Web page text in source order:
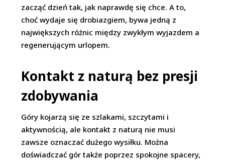
zacząć dzień tak, jak naprawdę się chce. A to,
choć wydaje się drobiazgiem, bywa jedną z
największych różnic między zwykłym wyjazdem a
regenerującym urlopem.
Kontakt z naturą bez presji
zdobywania
Góry kojarzą się ze szlakami, szczytami i
aktywnością, ale kontakt z naturą nie musi
zawsze oznaczać dużego wysiłku. Można
doświadczać gór także poprzez spokojne spacery,